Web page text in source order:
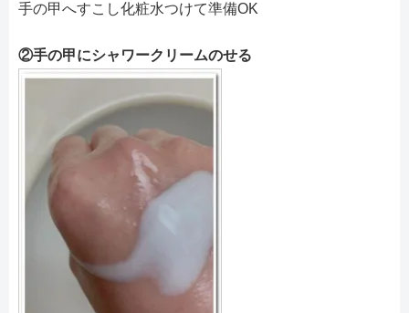
手の甲へすこし化粧水つけて準備OK
②手の甲にシャワークリームのせる